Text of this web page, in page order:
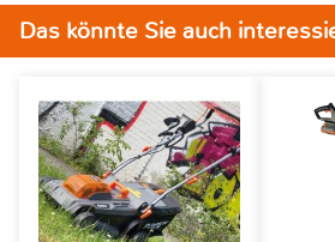
Das könnte Sie auch